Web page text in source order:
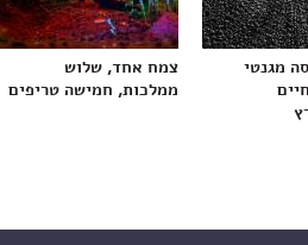
מגנטי
צמח אחד, שלוש
ממלכות, חמישה טריפים